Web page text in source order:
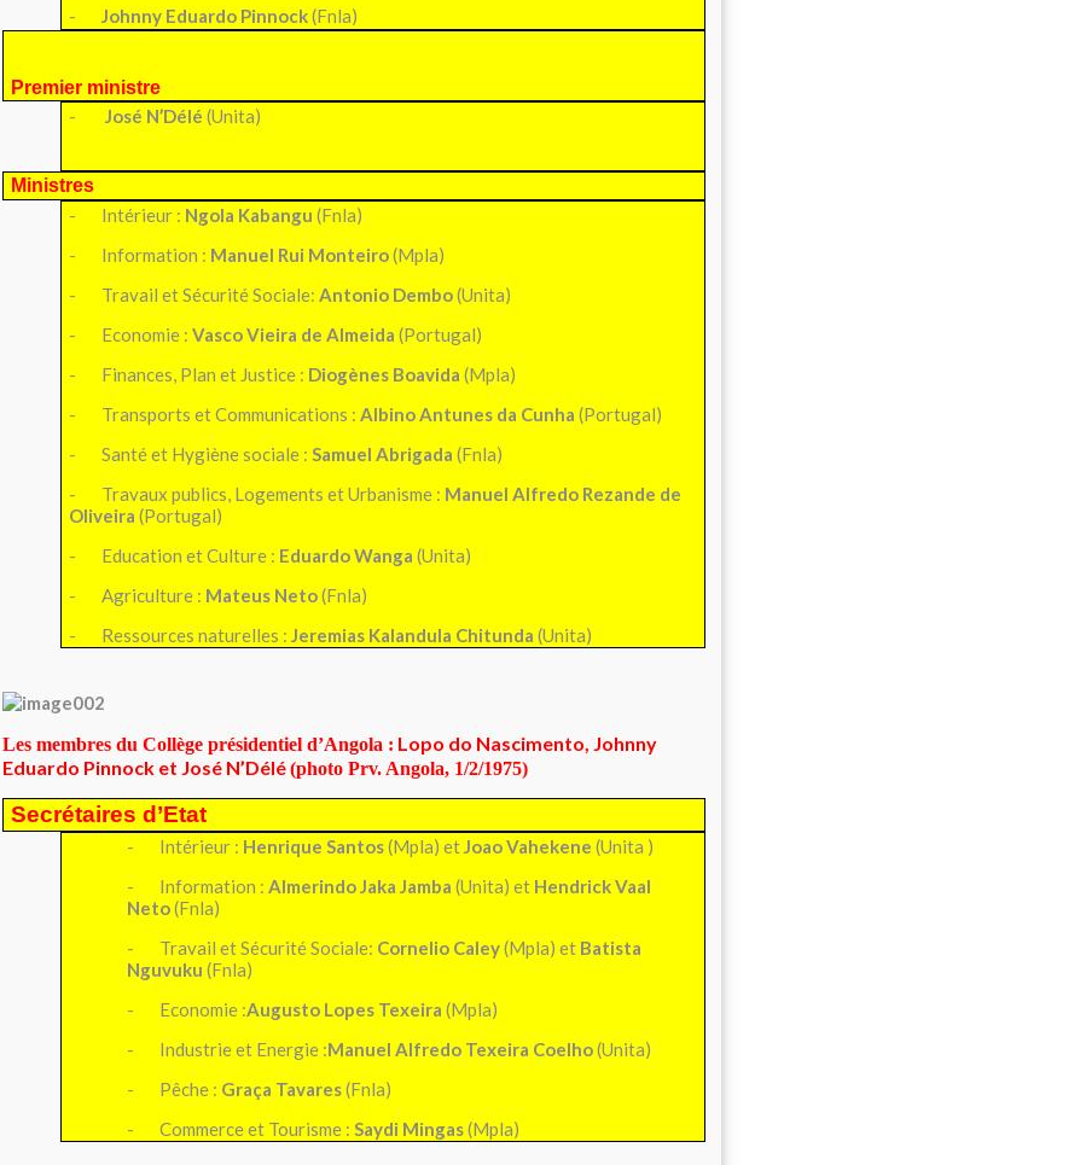
-
Johnny Eduardo Pinnock(Fnla)
Premier ministre
- José N’Délé (Unita)
Ministres
- Intérieur : Ngola Kabangu (Fnla)
-
Information : Manuel Rui Monteiro(Mpla)
-
Travail et Sécurité Sociale: Antonio Dembo(Unita)
-
Economie : Vasco Vieira de Almeida (Portugal)
-
Finances, Plan et Justice : Diogènes Boavida (Mpla)
-
Transports et Communications : Albino Antunes da Cunha (Portugal)
-
Santé et Hygiène sociale : Samuel Abrigada (Fnla)
-
Travaux publics, Logements et Urbanisme : Manuel Alfredo Rezande de
Oliveira (Portugal)
-
Education et Culture : Eduardo Wanga (Unita)
-
Agriculture : Mateus Neto(Fnla)
-
Ressources naturelles : Jeremias Kalandula Chitunda (Unita)
Les membres du Collège présidentiel d’Angola : Lopo do Nascimento, Johnny
Eduardo Pinnock et José N’Délé(photo Prv. Angola, 1/2/1975)
Secrétaires d’Etat
- Intérieur : Henrique Santos(Mpla) et Joao Vahekene (Unita )
-
Information : Almerindo Jaka Jamba (Unita) et Hendrick Vaal
Neto(Fnla)
-
Travail et Sécurité Sociale: Cornelio Caley(Mpla) et Batista
Nguvuku (Fnla)
-
Economie :Augusto Lopes Texeira (Mpla)
-
Industrie et Energie :Manuel Alfredo Texeira Coelho(Unita)
-
Pêche : Graça Tavares(Fnla)
-
Commerce et Tourisme : Saydi Mingas(Mpla)